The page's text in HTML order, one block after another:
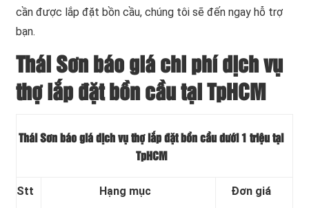
cần được lắp đặt bồn cầu, chúng tôi sẽ đến ngay hỗ trợ
bạn.
Thái Sơn báo giá chi phí dịch vụ
thợ lắp đặt bồn cầu tại TpHCM
Thái Sơn báo giá dịch vụ thợ lắp đặt bồn cầu dưới 1 triệu tại
TpHCM
Stt Hạng mục Đơn giá